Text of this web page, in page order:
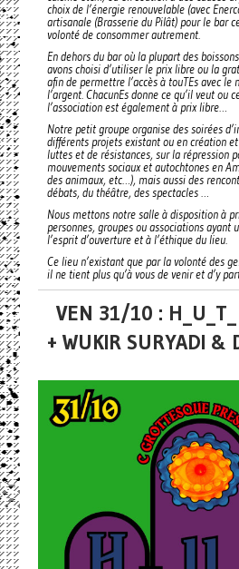
choix de l’énergie renouvelable (avec
artisanale (Brasserie du Pilât) pour le bar
volonté de consommer autrement.
En dehors du bar où la plupart des
avons choisi d’utiliser le prix libre ou la
afin de permettre l’accès à touTEs avec
l’argent. ChacunEs donne ce qu’il veut ou
l’association est également à prix libre…
Notre petit groupe organise des soirées
différents projets existant ou en création
luttes et de résistances, sur la répression
mouvements sociaux et autochtones en
des animaux, etc…), mais aussi des
débats, du théâtre, des spectacles …
Nous mettons notre salle à disposition à
personnes, groupes ou associations ayant
l’esprit d’ouverture et à l’éthique du lieu.
Ce lieu n’existant que par la volonté des
il ne tient plus qu’à vous de venir et d’y
VEN 31/10 : H_U_T_
+ WUKIR SURYADI &